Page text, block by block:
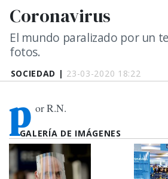
SOCIEDAD | 23-03-2020 18:22
Coronavirus
El mundo paralizado por un
fotos.
p or R.N.
GALERÍA DE IMÁGENES